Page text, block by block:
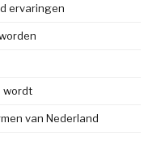
ervaringen
wordt
van Nederland